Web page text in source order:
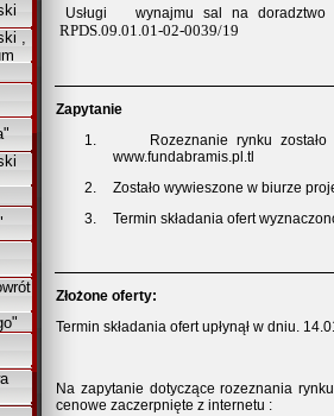
,
Usługi
wynajmu sal na
RPDS.09.01.01-02-0039/19
Zapytanie
1.
Rozeznanie rynku
www.fundabramis.pl.tl
2.
Zostało wywieszone w biurze
3.
Termin składania ofert
4.
Złożone oferty:
Termin składania ofert upłynął w dniu.
Na zapytanie dotyczące rozeznania
cenowe zaczerpnięte z internetu :